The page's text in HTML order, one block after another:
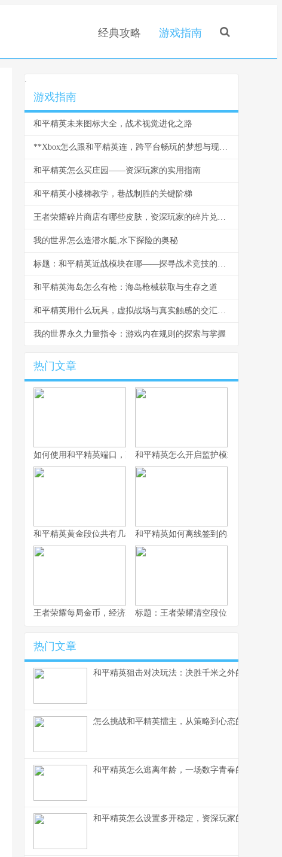
经典攻略 游戏指南
.
游戏指南
和平精英未来图标大全，战术视觉进化之路
**Xbox怎么跟和平精英连，跨平台畅玩的梦想与现实**
和平精英怎么买庄园——资深玩家的实用指南
和平精英小楼梯教学，巷战制胜的关键阶梯
王者荣耀碎片商店有哪些皮肤，资深玩家的碎片兑换指南
我的世界怎么造潜水艇,水下探险的奥秘
标题：和平精英近战模块在哪——探寻战术竞技的锋利刃尖
和平精英海岛怎么有枪：海岛枪械获取与生存之道
和平精英用什么玩具，虚拟战场与真实触感的交汇副标题
我的世界永久力量指令：游戏内在规则的探索与掌握
热门文章
如何使用和平精英端口，副标题为端口运用与实战提升指南
和平精英怎么开启监护模式，守护少年
和平精英黄金段位共有几个，探寻段位体系的奥秘
和平精英如何离线签到的奥秘,玩家必
王者荣耀每局金币，经济决胜的隐形战场标题：王者荣耀清空段位，一场虚拟王
热门文章
和平精英狙击对决玩法：决胜千米之外的无声战场
怎么挑战和平精英擂主，从策略到心态的全面制胜
和平精英怎么逃离年龄，一场数字青春的逆袭
和平精英怎么设置多开稳定，资深玩家的实战心得